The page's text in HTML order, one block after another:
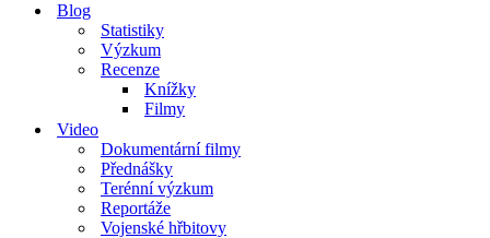
Blog
Statistiky
Výzkum
Recenze
Knížky
Filmy
Video
Dokumentární filmy
Přednášky
Terénní výzkum
Reportáže
Vojenské hřbitovy